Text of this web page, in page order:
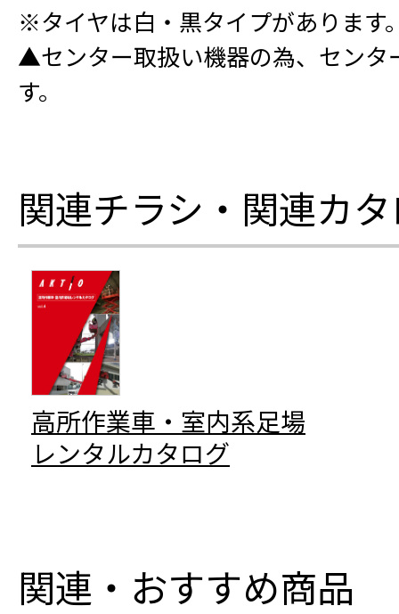
※タイヤは白・黒タイプがあります
▲センター取扱い機器の為、センタ
す。
関連チラシ・関連カ
高所作業車・室内系足場
レンタルカタログ
関連・おすすめ商品